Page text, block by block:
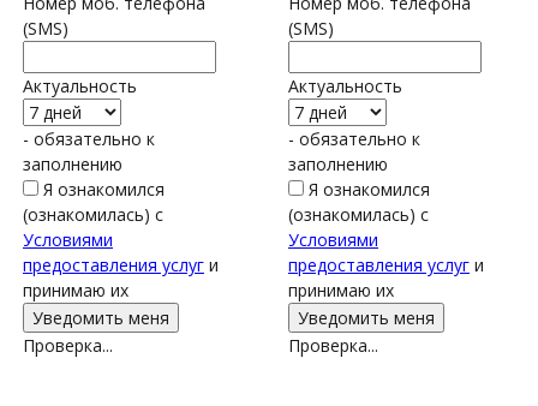
(SMS)
Актуальность
- обязательно к
заполнению
Я ознакомился
(ознакомилась) с
Условиями
предоставления услуг и
принимаю их
Проверка...
(SMS)
Актуальность
- обязательно к
заполнению
Я ознакомился
(ознакомилась) с
Условиями
предоставления услуг и
принимаю их
Проверка...